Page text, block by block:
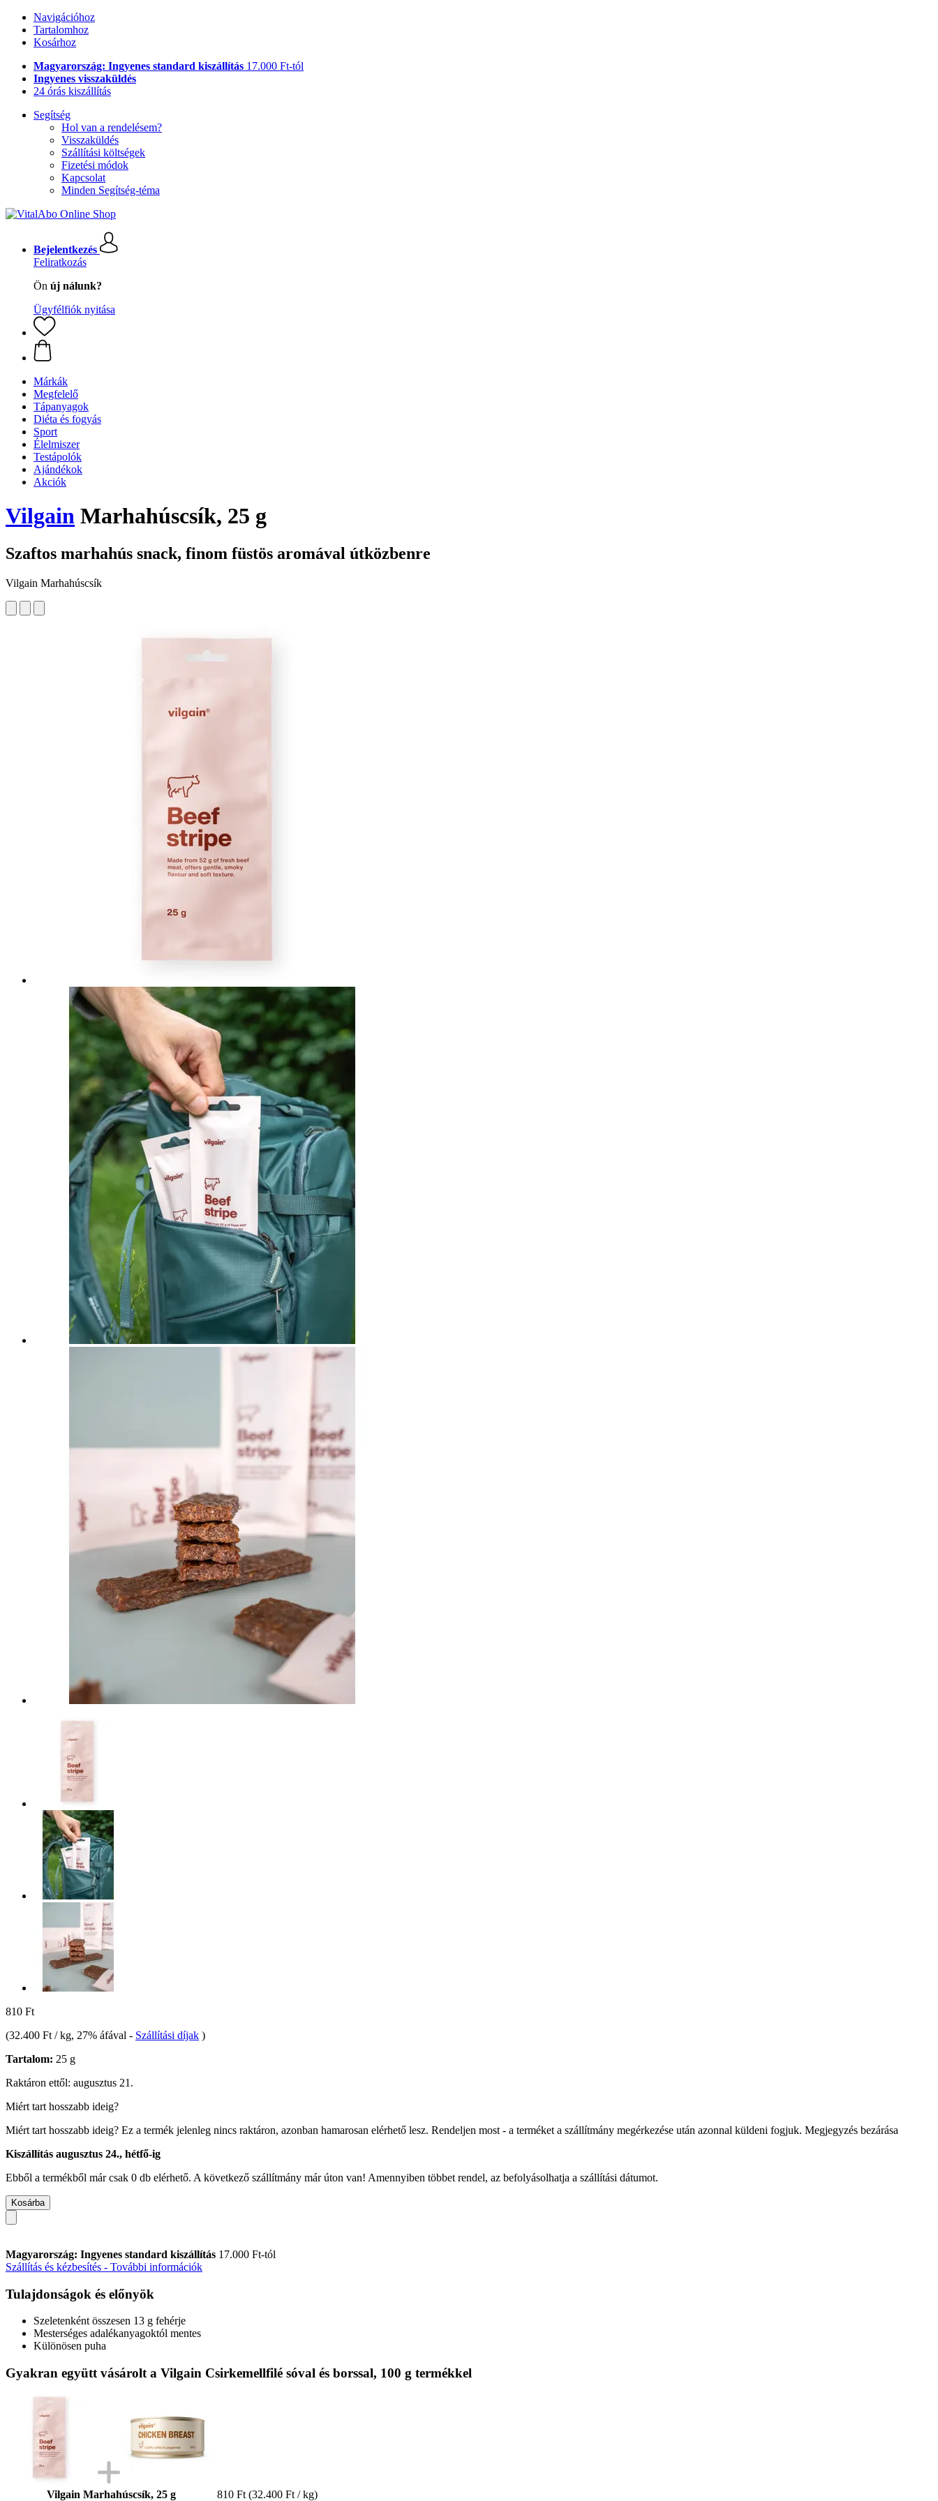
Navigációhoz
Tartalomhoz
Kosárhoz
Magyarország: Ingyenes standard kiszállítás 17.000 Ft-tól
Ingyenes visszaküldés
24 órás kiszállítás
Segítség
Hol van a rendelésem?
Visszaküldés
Szállítási költségek
Fizetési módok
Kapcsolat
Minden Segítség-téma
Bejelentkezés
Feliratkozás
Ön új nálunk?
Ügyfélfiók nyitása
Márkák
Megfelelő
Tápanyagok
Diéta és fogyás
Sport
Élelmiszer
Testápolók
Ajándékok
Akciók
Vilgain Marhahúscsík, 25 g
Szaftos marhahús snack, finom füstös aromával útközbenre
Vilgain Marhahúscsík
810 Ft
(32.400 Ft / kg, 27% áfával - Szállítási díjak )
Tartalom: 25 g
Raktáron ettől: augusztus 21.
Miért tart hosszabb ideig?
Miért tart hosszabb ideig? Ez a termék jelenleg nincs raktáron, azonban hamarosan elérhető lesz. Rendeljen most - a terméket a szállítmány megérkezése után azonnal küldeni fogjuk. Megjegyzés bezárása
Kiszállítás augusztus 24., hétfő-ig
Ebből a termékből már csak 0 db elérhető. A következő szállítmány már úton van! Amennyiben többet rendel, az befolyásolhatja a szállítási dátumot.
Kosárba
Magyarország: Ingyenes standard kiszállítás 17.000 Ft-tól
Szállítás és kézbesítés - További információk
Tulajdonságok és előnyök
Szeletenként összesen 13 g fehérje
Mesterséges adalékanyagoktól mentes
Különösen puha
Gyakran együtt vásárolt a Vilgain Csirkemellfilé sóval és borssal, 100 g termékkel
Vilgain Marhahúscsík, 25 g 810 Ft (32.400 Ft / kg)